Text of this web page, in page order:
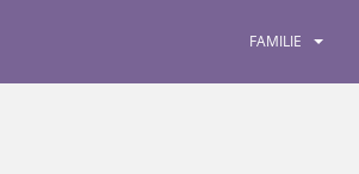
FAMILIE